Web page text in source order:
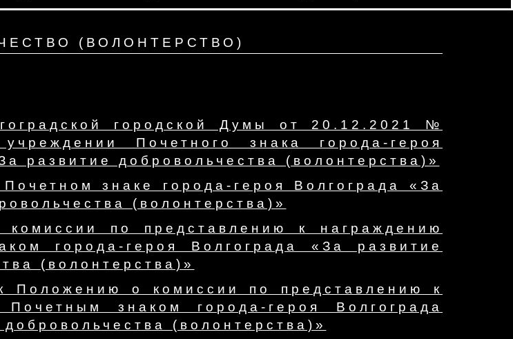
(ВОЛОНТЕРСТВО)
городской Думы от 20.12.2021 №
Почетного знака города-героя
развитие добровольчества (волонтерства)»
знаке города-героя Волгограда «За
(волонтерства)»
по представлению к награждению
города-героя Волгограда «За развитие
(волонтерства)»
Положению о комиссии по представлению к
Почетным знаком города-героя Волгограда
(волонтерства)»